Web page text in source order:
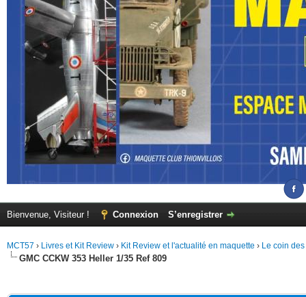
Bienvenue, Visiteur ! Connexion S’enregistrer
MCT57 › Livres et Kit Review › Kit Review et l'actualité en maquette › Le coin
GMC CCKW 353 Heller 1/35 Ref 809